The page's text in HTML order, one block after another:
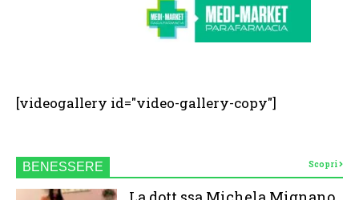
[videogallery id="video-gallery-copy"]
BENESSERE Scopri